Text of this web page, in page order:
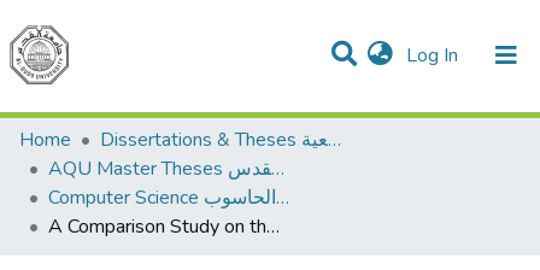
Log In (current)
Communities & Collections
All of DSpace
Home
Dissertations & Theses الرسائل الجامعية
AQU Master Theses الرسائل الجامعية الخاصة بجامعة القدس
Computer Science علم الحاسوب
A Comparison Study on the Performance of Different Applications using MANET Routing Protocols under Various Circumstances